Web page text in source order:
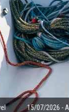
15/07/2026 - Austin